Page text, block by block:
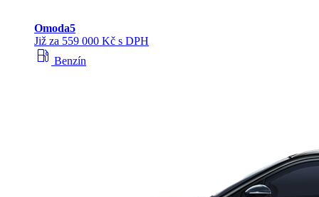
Omoda5
Již za 559 000 Kč s DPH
local_gas_station Benzín